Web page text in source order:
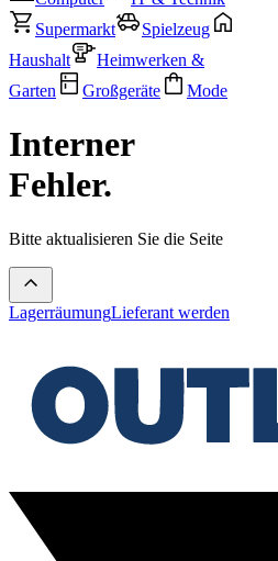
Supermarkt
Spielzeug
Haushalt
Heimwerken &
Garten
Großgeräte Mode
Interner
Fehler.
Bitte aktualisieren Sie die Seite
LagerräumungLieferant werden